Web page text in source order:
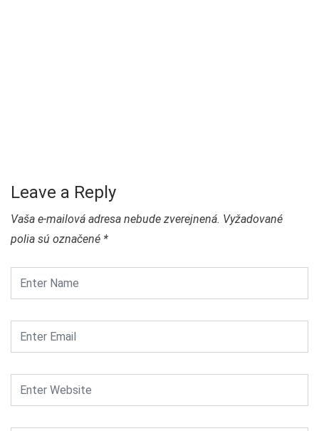
Leave a Reply
Vaša e-mailová adresa nebude zverejnená. Vyžadované
polia sú označené *